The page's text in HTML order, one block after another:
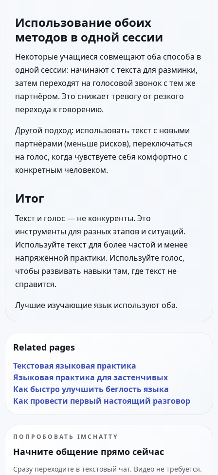
Использование обоих
методов в одной сессии
Некоторые учащиеся совмещают оба способа в
одной сессии: начинают с текста для разминки,
затем переходят на голосовой звонок с тем же
партнёром. Это снижает тревогу от резкого
перехода к говорению.
Другой подход: использовать текст с новыми
партнёрами (меньше рисков), переключаться
на голос, когда чувствуете себя комфортно с
конкретным человеком.
Итог
Текст и голос — не конкуренты. Это
инструменты для разных этапов и ситуаций.
Используйте текст для более частой и менее
напряжённой практики. Используйте голос,
чтобы развивать навыки там, где текст не
справится.
Лучшие изучающие язык используют оба.
Related pages
Текстовая языковая практика
Языковая практика для застенчивых
Как быстро улучшить беглость языка
Как провести первый настоящий разговор
ПОПРОБОВАТЬ IMCHATTY
Начните общение прямо сейчас
Сразу переходите в текстовый чат. Видео не требуется.